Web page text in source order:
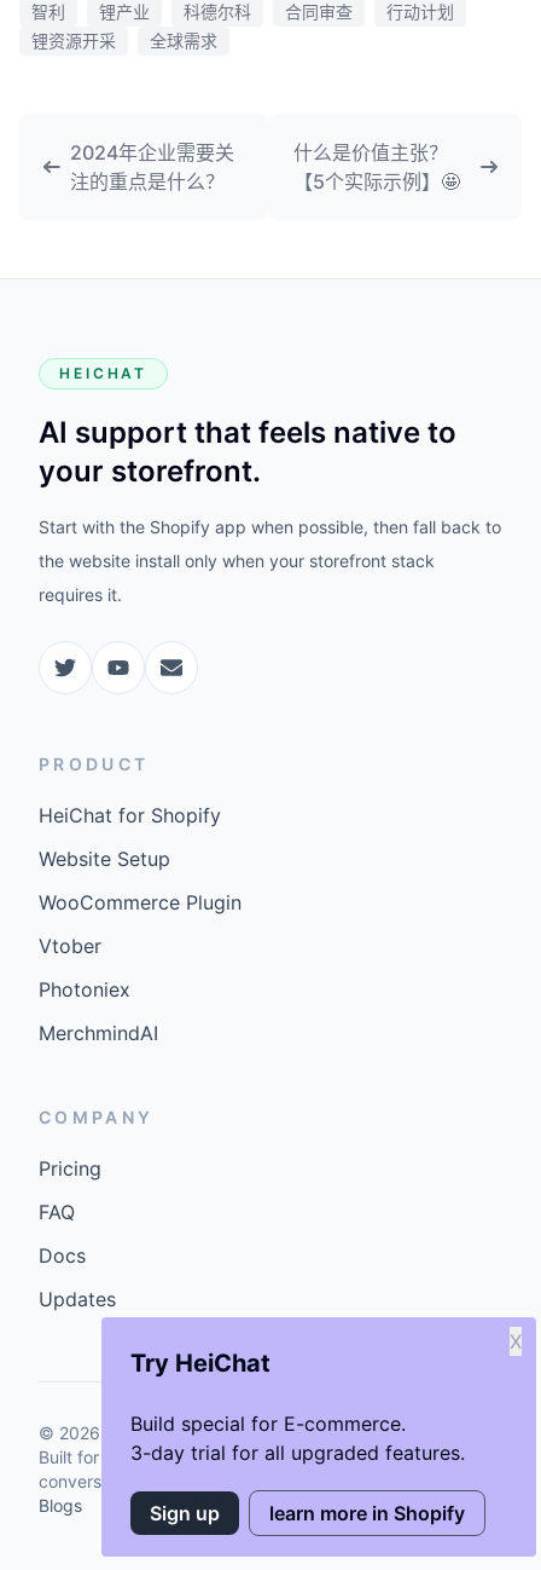
Try HeiChat
Build special for E-commerce.
3-day trial for all upgraded features.
X
Sign up learn more in Shopify
智利 锂产业 科德尔科 合同审查
行动计划
锂资源开采
全球需求
2024年企业需要关
注的重点是什么？
什么是价值主张？
【5个实际示例】🤩
HEICHAT
AI support that feels native to
your storefront.
Start with the Shopify app when possible, then fall back to
the website install only when your storefront stack
requires it.
PRODUCT
HeiChat for Shopify
Website Setup
WooCommerce Plugin
Vtober
Photoniex
MerchmindAI
COMPANY
Pricing
FAQ
Docs
Updates
© 2026 GenCybers Inc. All rights reserved.
Built for storefronts that want faster answers and cleaner
conversions.
Blogs